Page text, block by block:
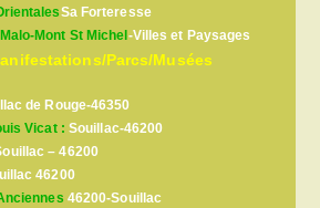
Sa Forteresse
Mont St Michel -Villes et Paysages
Parcs/Musées
de Rouge-46350
Vicat : Souillac-46200
– 46200
46200
46200-Souillac